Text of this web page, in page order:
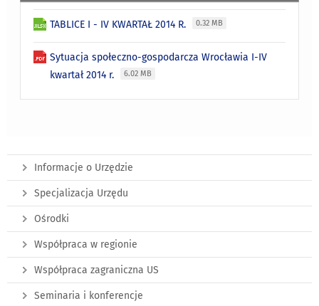
TABLICE I - IV KWARTAŁ 2014 R. 0.32 MB
Sytuacja społeczno-gospodarcza Wrocławia I-IV
kwartał 2014 r.
6.02 MB
Informacje o Urzędzie
Specjalizacja Urzędu
Ośrodki
Współpraca w regionie
Współpraca zagraniczna US
Seminaria i konferencje